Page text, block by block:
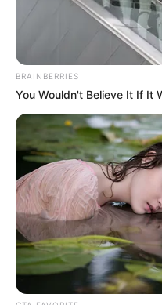
BRAINBERRIES
You Wouldn't Believe It If It